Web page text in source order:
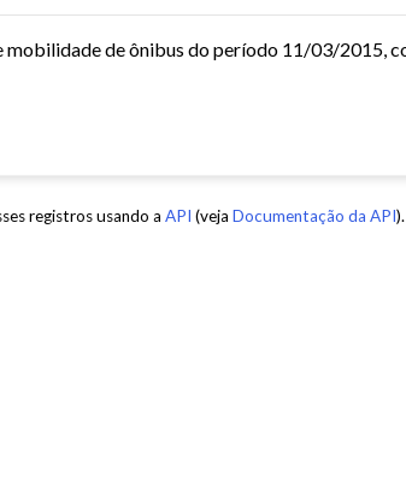
registros usando a API (veja Documentação da API).